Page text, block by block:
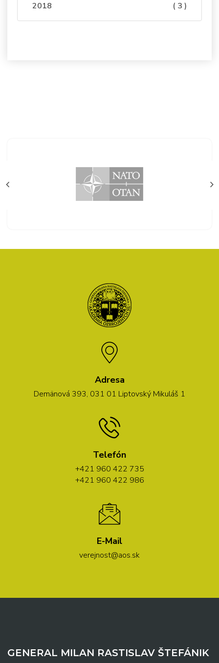
2018 ( 3 )
Adresa
Demänová 393, 031 01 Liptovský Mikuláš 1
Telefón
+421 960 422 735
+421 960 422 986
E-Mail
verejnost@aos.sk
GENERAL MILAN RASTISLAV ŠTEFÁNIK